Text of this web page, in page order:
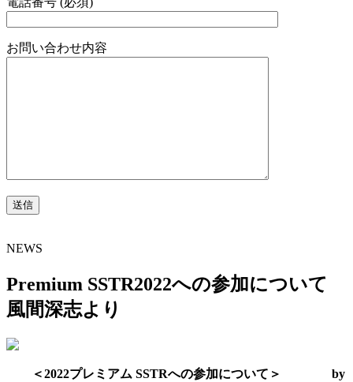
お問い合わせ内容
NEWS
Premium SSTR2022への参加について
風間深志より
＜2022プレミアム SSTRへの参加について＞ by